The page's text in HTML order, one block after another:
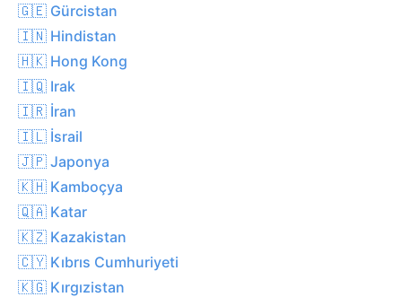
🇬🇪 Gürcistan
🇮🇳 Hindistan
🇭🇰 Hong Kong
🇮🇶 Irak
🇮🇷 İran
🇮🇱 İsrail
🇯🇵 Japonya
🇰🇭 Kamboçya
🇶🇦 Katar
🇰🇿 Kazakistan
🇨🇾 Kıbrıs Cumhuriyeti
🇰🇬 Kırgızistan